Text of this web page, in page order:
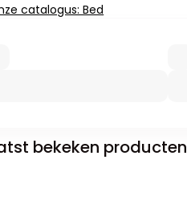
catalogus: Bed
bekeken producten